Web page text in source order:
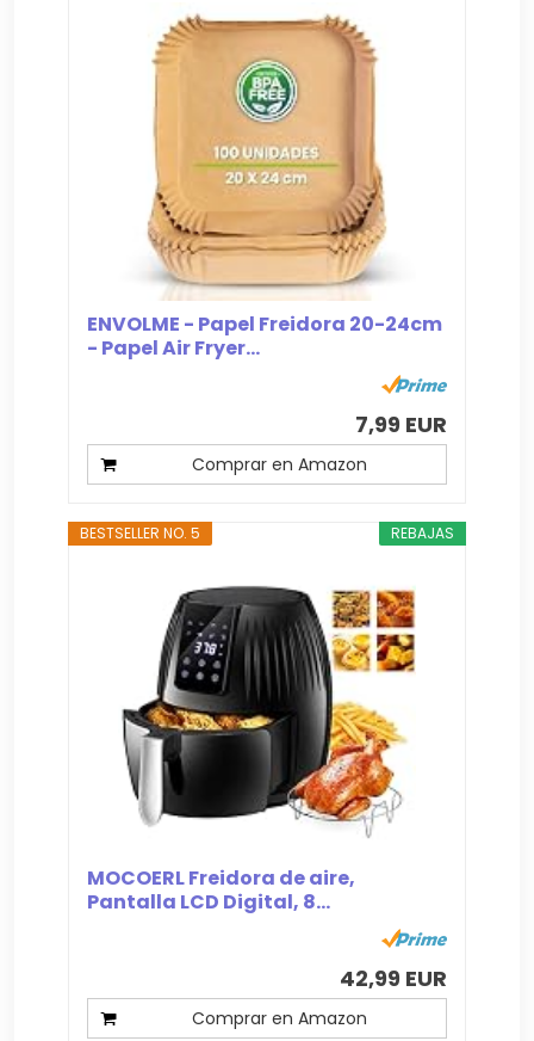
ENVOLME - Papel Freidora 20-24cm
- Papel Air Fryer...
7,99 EUR
Comprar en Amazon
REBAJAS
BESTSELLER NO. 5
MOCOERL Freidora de aire,
Pantalla LCD Digital, 8...
42,99 EUR
Comprar en Amazon